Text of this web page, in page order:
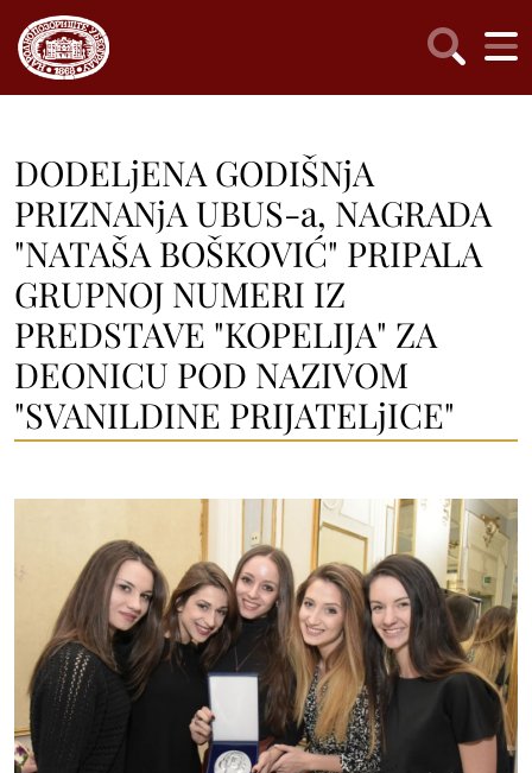
DODELjENA GODIŠNjA
PRIZNANjA UBUS-a, NAGRADA
"NATAŠA BOŠKOVIĆ" PRIPALA
GRUPNOJ NUMERI IZ
PREDSTAVE "KOPELIJA" ZA
DEONICU POD NAZIVOM
"SVANILDINE PRIJATELjICE"